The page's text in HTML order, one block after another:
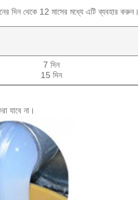
দিন থেকে 12 মাসের মধ্যে এটি ব্যবহার করুন।
7 দিন
15 দিন
যাবে না।